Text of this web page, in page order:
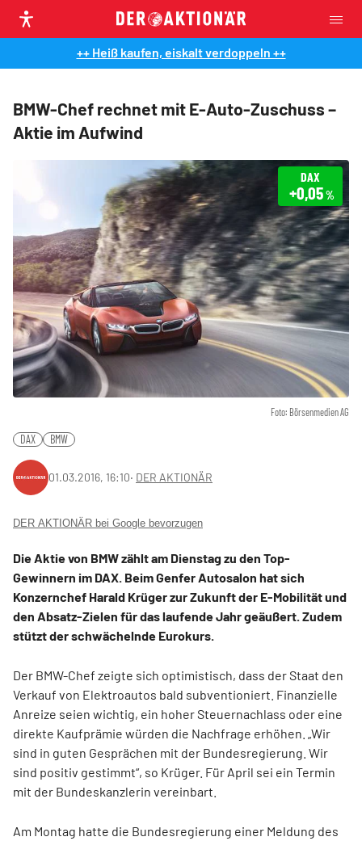
++ Heiß kaufen, eiskalt verdoppeln ++
BMW-Chef rechnet mit E-Auto-Zuschuss –
Aktie im Aufwind
Foto: Börsenmedien AG
DAX
+0,05%
DAX BMW
01.03.2016, 16:10‧ DER AKTIONÄR
DER AKTIONÄR bei Google bevorzugen
Die Aktie von BMW zählt am Dienstag zu den Top-
Gewinnern im DAX. Beim Genfer Autosalon hat sich
Konzernchef Harald Krüger zur Zukunft der E-Mobilität und
den Absatz-Zielen für das laufende Jahr geäußert. Zudem
stützt der schwächelnde Eurokurs.
Der BMW-Chef zeigte sich optimistisch, dass der Staat den
Verkauf von Elektroautos bald subventioniert. Finanzielle
Anreize seien wichtig, ein hoher Steuernachlass oder eine
direkte Kaufprämie würden die Nachfrage erhöhen. „Wir
sind in guten Gesprächen mit der Bundesregierung. Wir
sind positiv gestimmt“, so Krüger. Für April sei ein Termin
mit der Bundeskanzlerin vereinbart.
Am Montag hatte die Bundesregierung einer Meldung des